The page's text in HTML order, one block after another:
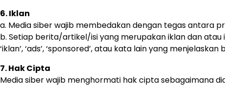
6. Iklan
a. Media siber wajib membedakan dengan tegas antara
b. Setiap berita/artikel/isi yang merupakan iklan dan
‘iklan’, ‘ads’, ‘sponsored’, atau kata lain yang
7. Hak Cipta
Media siber wajib menghormati hak cipta sebagaimana